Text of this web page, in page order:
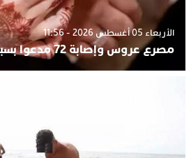
الأربعاء 05 أغسطس 2026 - 11:56
مصرع عروس وإصابة 72 مدعوا بسبب تسمم غذائي